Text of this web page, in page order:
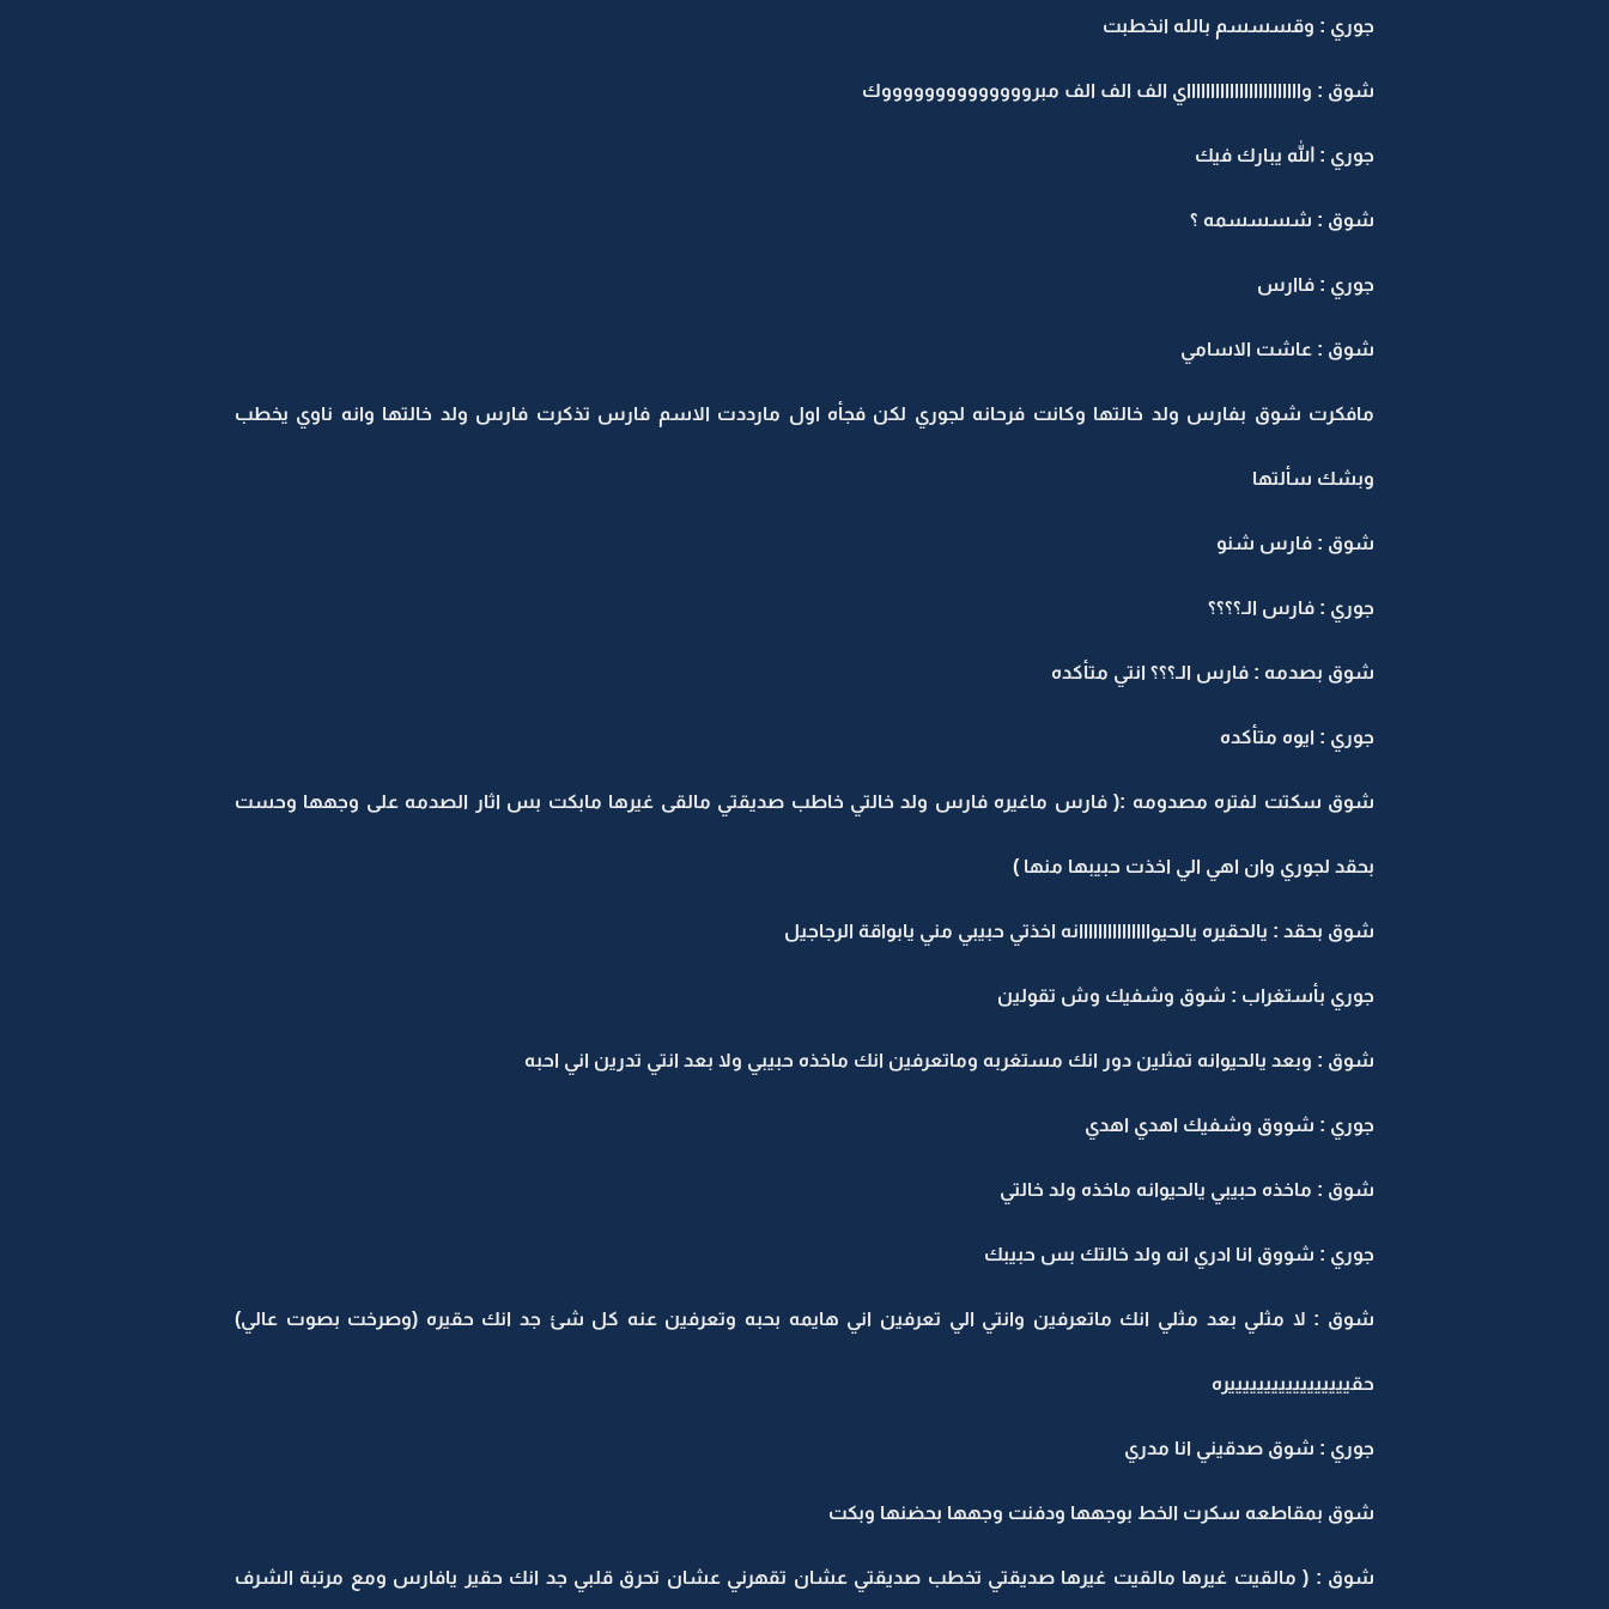
جوري : وقسسسم بالله انخطبت
شوق : وااااااااااااااااااااااااي الف الف الف مبرووووووووووووووك
جوري : الله يبارك فيك
شوق : شسسسمه ؟
جوري : فاارس
شوق : عاشت الاسامي
مافكرت شوق بفارس ولد خالتها وكانت فرحانه لجوري لكن فجأه اول مارددت الاسم فارس تذكرت فارس ولد خالتها وانه ناوي يخطب
وبشك سألتها
شوق : فارس شنو
جوري : فارس الـ؟؟؟؟
شوق بصدمه : فارس الـ؟؟؟ انتي متأكده
جوري : ايوه متأكده
شوق سكتت لفتره مصدومه :( فارس ماغيره فارس ولد خالتي خاطب صديقتي مالقى غيرها مابكت بس اثار الصدمه على وجهها وحست
بحقد لجوري وان اهي الي اخذت حبيبها منها )
شوق بحقد : يالحقيره يالحيوااااااااااااااانه اخذتي حبيبي مني يابواقة الرجاجيل
جوري بأستغراب : شوق وشفيك وش تقولين
شوق : وبعد يالحيوانه تمثلين دور انك مستغربه وماتعرفين انك ماخذه حبيبي ولا بعد انتي تدرين اني احبه
جوري : شووق وشفيك اهدي اهدي
شوق : ماخذه حبيبي يالحيوانه ماخذه ولد خالتي
جوري : شووق انا ادري انه ولد خالتك بس حبيبك
شوق : لا مثلي بعد مثلي انك ماتعرفين وانتي الي تعرفين اني هايمه بحبه وتعرفين عنه كل شئ جد انك حقيره (وصرخت بصوت عالي)
حقيييييييييييييييييره
جوري : شوق صدقيني انا مدري
شوق بمقاطعه سكرت الخط بوجهها ودفنت وجهها بحضنها وبكت
شوق : ( مالقيت غيرها مالقيت غيرها صديقتي تخطب صديقتي عشان تقهرني عشان تحرق قلبي جد انك حقير يافارس ومع مرتبة الشرف